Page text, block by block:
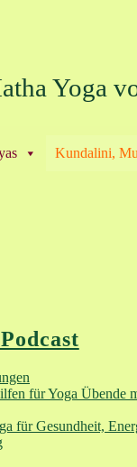
Yoga
Kundalini,
für Yoga Übende
für Gesundheit,